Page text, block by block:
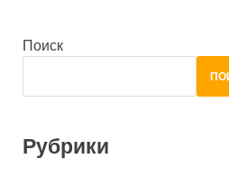
Поиск
Рубрики